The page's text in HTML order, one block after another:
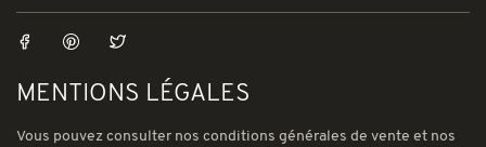
MENTIONS LÉGALES
Vous pouvez consulter nos conditions générales de vente et nos